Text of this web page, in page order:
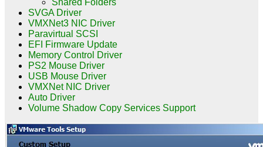
Shared Folders
SVGA Driver
VMXNet3 NIC Driver
Paravirtual SCSI
EFI Firmware Update
Memory Control Driver
PS2 Mouse Driver
USB Mouse Driver
VMXNet NIC Driver
Auto Driver
Volume Shadow Copy Services Support